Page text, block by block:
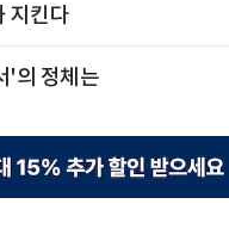
지킨다
'의 정체는